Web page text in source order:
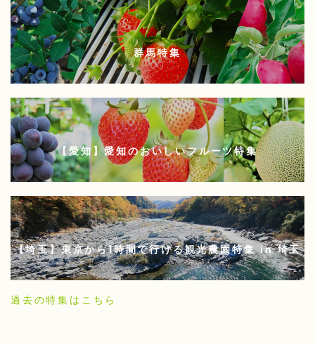
群馬特集
【愛知】愛知のおいしいフルーツ特集
【埼玉】東京から1時間で行ける観光農園特集 in 埼玉
過去の特集はこちら